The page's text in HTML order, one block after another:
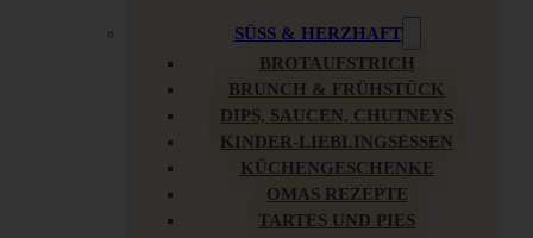
SÜSS & HERZHAFT
BROTAUFSTRICH
BRUNCH & FRÜHSTÜCK
DIPS, SAUCEN, CHUTNEYS
KINDER-LIEBLINGSESSEN
KÜCHENGESCHENKE
OMAS REZEPTE
TARTES UND PIES